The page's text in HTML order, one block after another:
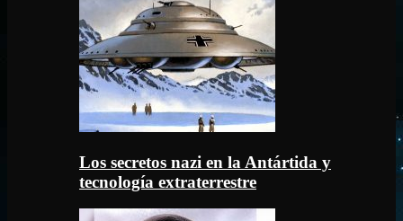
Los secretos nazi en la Antártida y
tecnología extraterrestre